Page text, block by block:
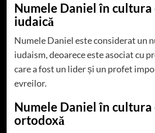
Numele Daniel în cultura
iudaică
Numele Daniel este considerat un
iudaism, deoarece este asociat cu
care a fost un lider și un profet
evreilor.
Numele Daniel în cultura
ortodoxă